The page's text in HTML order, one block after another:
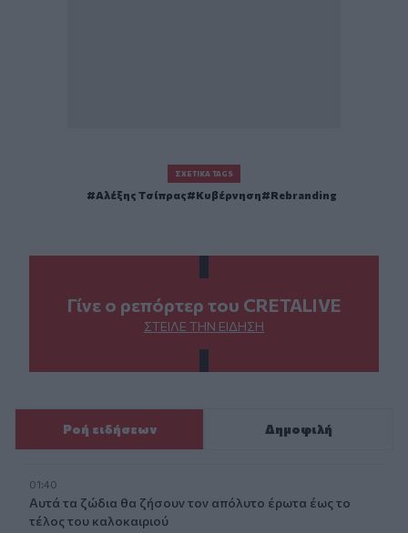
ΣΧΕΤΙΚΆ TAGS
Αλέξης Τσίπρας Κυβέρνηση Rebranding
Γίνε ο ρεπόρτερ του CRETALIVE
ΣΤΕΊΛΕ ΤΗΝ ΕΊΔΗΣΗ
Ροή ειδήσεων Δημοφιλή
01:40
Αυτά τα ζώδια θα ζήσουν τον απόλυτο έρωτα έως το
τέλος του καλοκαιριού